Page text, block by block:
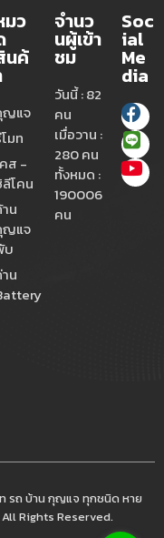
มว
นค้
ญแจ
มท
ส -
โคน
น
ญแจ
บ
น
จำนว
นผู้เข้า
ชม
วันนี้ : 82
คน
เมื่อวาน :
280 คน
ทั้งหมด :
190006
คน
Soc
ial
Me
dia
รถ บ้าน กุญแจ ทุกชนิด หาย
Rights Reserved.